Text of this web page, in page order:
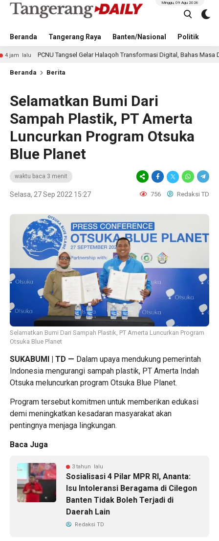
Beranda Tangerang Raya Banten/Nasional Politik
Minggu, 09 Agu 2026
PCNU Tangsel Gelar Halaqoh Transformasi Digital, Bahas Masa Depan NU
Beranda Berita
Selamatkan Bumi Dari
Sampah Plastik, PT Amerta
Luncurkan Program Otsuka
Blue Planet
waktu baca 3 menit
Selasa, 27 Sep 2022 15:27 756 Redaksi TD
Selamatkan Bumi Dari Sampah Plastik, PT Amerta Luncurkan Program
Otsuka Blue Planet
SUKABUMI | TD — Dalam upaya mendukung pemerintah
Indonesia mengurangi sampah plastik, PT Amerta Indah
Otsuka meluncurkan program Otsuka Blue Planet.
Program tersebut komitmen untuk memberikan edukasi
demi meningkatkan kesadaran masyarakat akan
pentingnya menjaga lingkungan.
Baca Juga
3 tahun lalu
Sosialisasi 4 Pilar MPR RI, Ananta:
Isu Intoleransi Beragama di Cilegon
Banten Tidak Boleh Terjadi di
Daerah Lain
Redaksi TD